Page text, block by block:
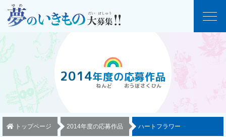
2014年度の応募作品
トップページ 2014年度の応募作品 ハートフラワー